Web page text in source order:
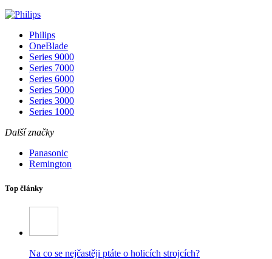
Philips
OneBlade
Series 9000
Series 7000
Series 6000
Series 5000
Series 3000
Series 1000
Další značky
Panasonic
Remington
Top články
Na co se nejčastěji ptáte o holicích strojcích?